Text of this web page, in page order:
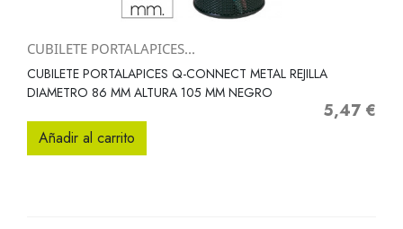
CUBILETE PORTALAPICES...
CUBILETE PORTALAPICES Q-CONNECT METAL REJILLA
DIAMETRO 86 MM ALTURA 105 MM NEGRO
Precio
5,47 €
Añadir al carrito